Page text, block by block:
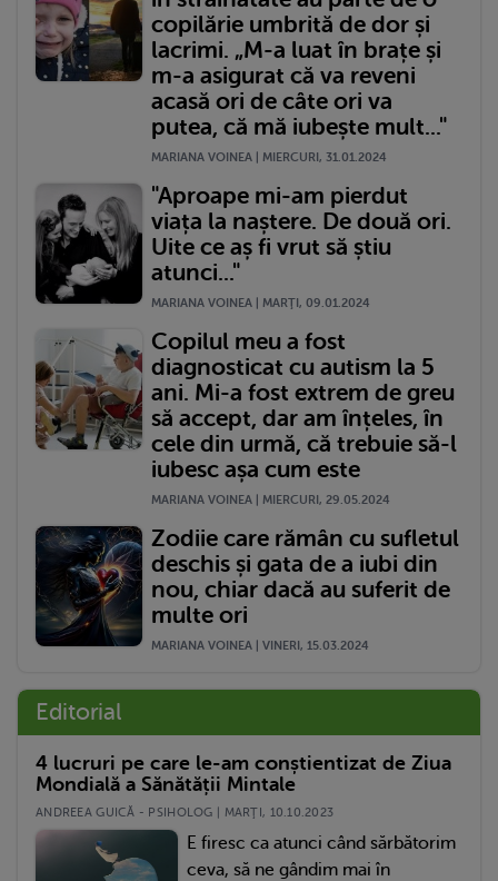
copilărie umbrită de dor și
lacrimi. „M-a luat în brațe și
m-a asigurat că va reveni
acasă ori de câte ori va
putea, că mă iubește mult..."
MARIANA VOINEA | MIERCURI, 31.01.2024
"Aproape mi-am pierdut
viața la naștere. De două ori.
Uite ce aș fi vrut să știu
atunci..."
MARIANA VOINEA | MARŢI, 09.01.2024
Copilul meu a fost
diagnosticat cu autism la 5
ani. Mi-a fost extrem de greu
să accept, dar am înțeles, în
cele din urmă, că trebuie să-l
iubesc așa cum este
MARIANA VOINEA | MIERCURI, 29.05.2024
Zodiie care rămân cu sufletul
deschis și gata de a iubi din
nou, chiar dacă au suferit de
multe ori
MARIANA VOINEA | VINERI, 15.03.2024
Editorial
4 lucruri pe care le-am conștientizat de Ziua
Mondială a Sănătății Mintale
ANDREEA GUICĂ - PSIHOLOG | MARŢI, 10.10.2023
E firesc ca atunci când sărbătorim
ceva, să ne gândim mai în